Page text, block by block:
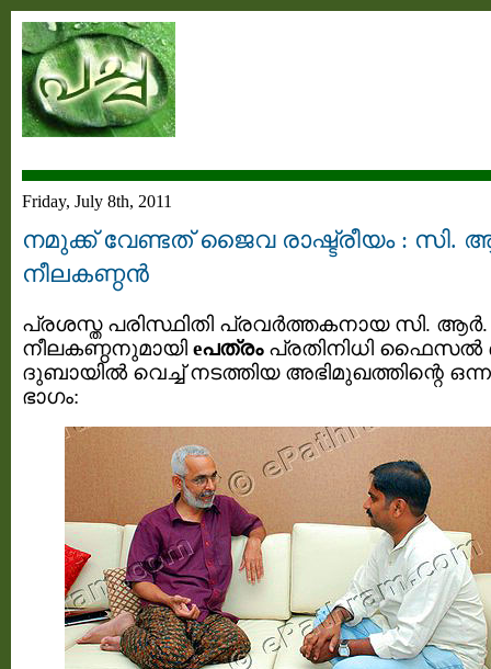
Friday, July 8th, 2011
നമുക്ക് വേണ്ടത് ജൈവ രാഷ്ട്രീയം : സി.
നീലകണ്ഠന്‍
പ്രശസ്ത പരിസ്ഥിതി പ്രവര്‍ത്തകനായ സി. ആര്‍.
നീലകണ്ഠനുമായി eപത്രംപ്രതിനിധി ഫൈസല്‍
ദുബായില്‍ വെച്ച് നടത്തിയ അഭിമുഖത്തിന്റെ
ഭാഗം: